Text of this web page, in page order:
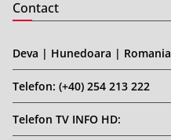
Contact
Deva | Hunedoara | Romania
Telefon: (+40) 254 213 222
Telefon TV INFO HD: